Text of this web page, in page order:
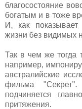
благосостояние
богатым и в тоже
И, как показывает
жизни без видимых
Так в чем же тогда
например,
австралийские
фильма
подчиняется
притяжения.